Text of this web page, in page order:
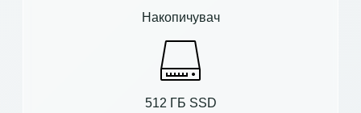
Накопичувач
512 ГБ SSD